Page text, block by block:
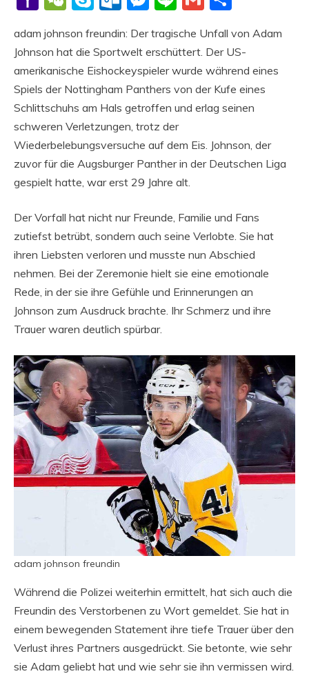
adam johnson freundin: Der tragische Unfall von Adam
Johnson hat die Sportwelt erschüttert. Der US-
amerikanische Eishockeyspieler wurde während eines
Spiels der Nottingham Panthers von der Kufe eines
Schlittschuhs am Hals getroffen und erlag seinen
schweren Verletzungen, trotz der
Wiederbelebungsversuche auf dem Eis. Johnson, der
zuvor für die Augsburger Panther in der Deutschen Liga
gespielt hatte, war erst 29 Jahre alt.
Der Vorfall hat nicht nur Freunde, Familie und Fans
zutiefst betrübt, sondern auch seine Verlobte. Sie hat
ihren Liebsten verloren und musste nun Abschied
nehmen. Bei der Zeremonie hielt sie eine emotionale
Rede, in der sie ihre Gefühle und Erinnerungen an
Johnson zum Ausdruck brachte. Ihr Schmerz und ihre
Trauer waren deutlich spürbar.
adam johnson freundin
Während die Polizei weiterhin ermittelt, hat sich auch die
Freundin des Verstorbenen zu Wort gemeldet. Sie hat in
einem bewegenden Statement ihre tiefe Trauer über den
Verlust ihres Partners ausgedrückt. Sie betonte, wie sehr
sie Adam geliebt hat und wie sehr sie ihn vermissen wird.